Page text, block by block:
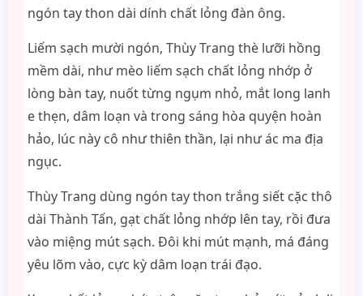
ngón tay thon dài dính chất lỏng đàn ông.
Liếm sạch mười ngón, Thùy Trang thè lưỡi hồng
mềm dài, như mèo liếm sạch chất lỏng nhớp ở
lòng bàn tay, nuốt từng ngụm nhỏ, mắt long lanh
e thẹn, dâm loạn và trong sáng hòa quyện hoàn
hảo, lúc này cô như thiên thần, lại như ác ma địa
ngục.
Thùy Trang dùng ngón tay thon trắng siết cặc thô
dài Thành Tấn, gạt chất lỏng nhớp lên tay, rồi đưa
vào miệng mút sạch. Đôi khi mút mạnh, má đáng
yêu lõm vào, cực kỳ dâm loạn trái đạo.